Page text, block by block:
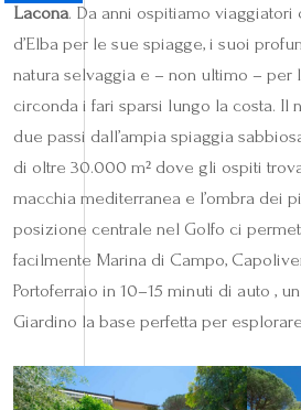
Lacona. Da anni ospitiamo viaggiatori
d’Elba per le sue spiagge, i suoi
natura selvaggia e – non ultimo – per
circonda i fari sparsi lungo la costa. Il
due passi dall’ampia spiaggia
di oltre 30.000 m² dove gli ospiti
macchia mediterranea e l’ombra dei
posizione centrale nel Golfo ci
facilmente Marina di Campo,
Portoferraio in 10–15 minuti di auto ,
Giardino la base perfetta per